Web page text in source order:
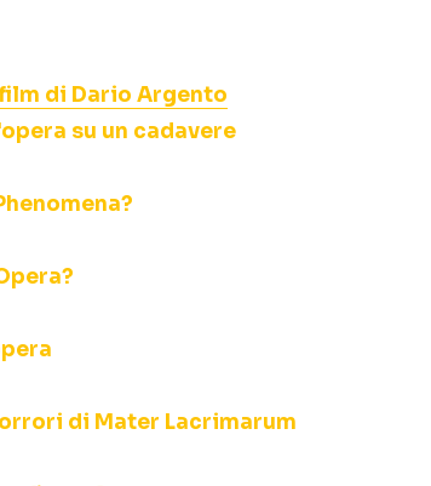
di Dario Argento